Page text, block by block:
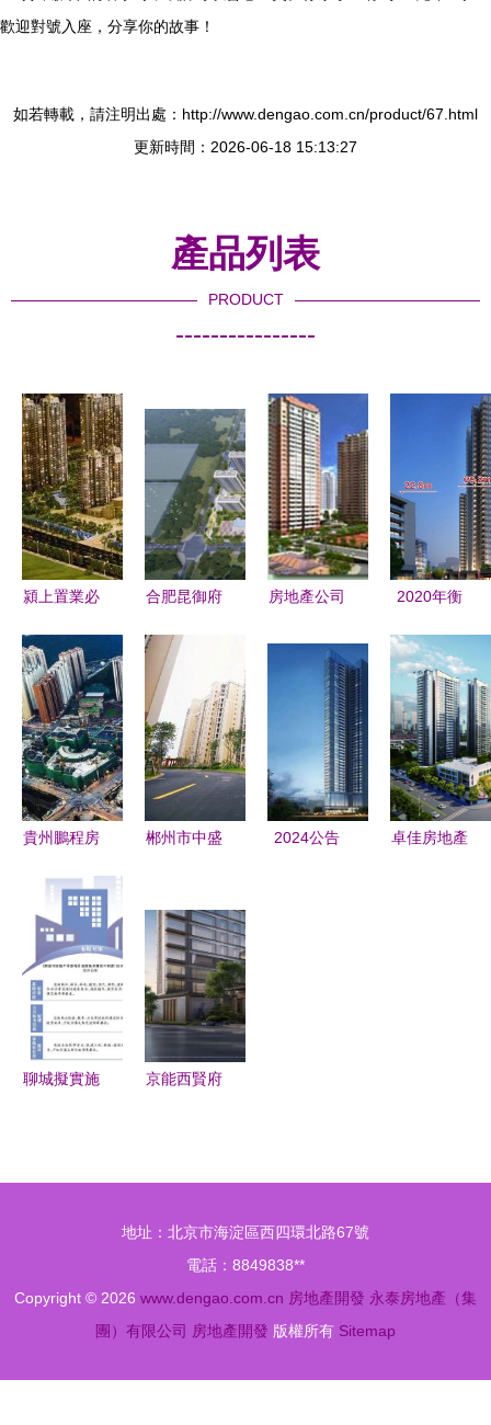
歡迎對號入座，分享你的故事！
如若轉載，請注明出處：http://www.dengao.com.cn/product/67.html
更新時間：2026-06-18 15:13:27
產品列表
PRODUCT
----------------
潁上置業必
房地產市場
消費警示與
開發指南
合肥昆御府
地標，開啟
美好生活新
篇章
房地產公司
析報告 戰
略、市場與
產品線構建
2020年衡
線上盤點
正式動工項
目引領區域
開發新格局
貴州鵬程房
限責任公司
深耕本土，
筑就品質人
居
郴州市中盛
打造宜居新
典范
2024公告
卓佳房地產
聊城擬實施
京能西賢府
京城人居典
范
地址：北京市海淀區西四環北路67號
電話：8849838**
Copyright © 2026 www.dengao.com.cn 房地產開發 永泰房地產（集
團）有限公司 房地產開發 版權所有 Sitemap